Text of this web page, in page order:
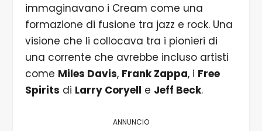
immaginavano i Cream come una
formazione di fusione tra jazz e rock. Una
visione che li collocava tra i pionieri di
una corrente che avrebbe incluso artisti
come Miles Davis, Frank Zappa, i Free
Spirits di Larry Coryell e Jeff Beck.
ANNUNCIO